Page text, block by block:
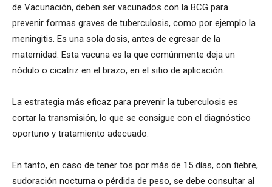
de Vacunación, deben ser vacunados con la BCG para
prevenir formas graves de tuberculosis, como por ejemplo la
meningitis. Es una sola dosis, antes de egresar de la
maternidad. Esta vacuna es la que comúnmente deja un
nódulo o cicatriz en el brazo, en el sitio de aplicación.
La estrategia más eficaz para prevenir la tuberculosis es
cortar la transmisión, lo que se consigue con el diagnóstico
oportuno y tratamiento adecuado.
En tanto, en caso de tener tos por más de 15 días, con fiebre,
sudoración nocturna o pérdida de peso, se debe consultar al